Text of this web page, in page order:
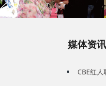
媒体资讯
CBE红人